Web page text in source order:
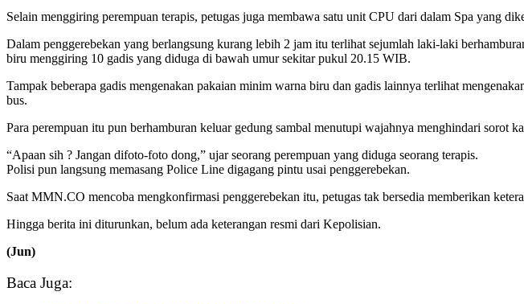
Selain menggiring perempuan terapis, petugas juga membawa satu unit CPU dari dalam Spa yang
Dalam penggerebekan yang berlangsung kurang lebih 2 jam itu terlihat sejumlah laki-laki
biru menggiring 10 gadis yang diduga di bawah umur sekitar pukul 20.15 WIB.
Tampak beberapa gadis mengenakan pakaian minim warna biru dan gadis lainnya terlihat
bus.
Para perempuan itu pun berhamburan keluar gedung sambal menutupi wajahnya menghindari sorot
“Apaan sih ? Jangan difoto-foto dong,” ujar seorang perempuan yang diduga seorang terapis.
Polisi pun langsung memasang Police Line digagang pintu usai penggerebekan.
Saat MMN.CO mencoba mengkonfirmasi penggerebekan itu, petugas tak bersedia memberikan
Hingga berita ini diturunkan, belum ada keterangan resmi dari Kepolisian.
(Jun)
Baca Juga: